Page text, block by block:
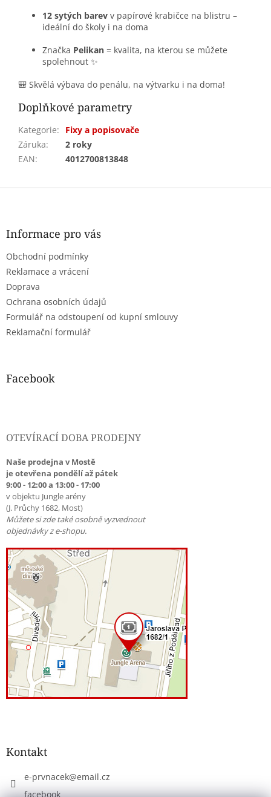
12 sytých barev v papírové krabičce na blistru –
ideální do školy i na doma
Značka Pelikan = kvalita, na kterou se můžete
spolehnout ✨
🎒 Skvělá výbava do penálu, na výtvarku i na doma!
Doplňkové parametry
Kategorie:
Fixy a popisovače
Záruka:
2 roky
EAN: 4012700813848
Z
Informace pro vás
Obchodní podmínky
Reklamace a vrácení
Doprava
Ochrana osobních údajů
Formulář na odstoupení od kupní smlouvy
Reklamační formulář
Facebook
OTEVÍRACÍ DOBA PRODEJNY
Naše prodejna v Mostě
je otevřena pondělí až pátek
9:00 - 12:00 a 13:00 - 17:00
v objektu Jungle arény
(J. Průchy 1682, Most)
Můžete si zde také osobně vyzvednout
objednávky z e-shopu.
Kontakt
e-prvnacek@email.cz
facebook